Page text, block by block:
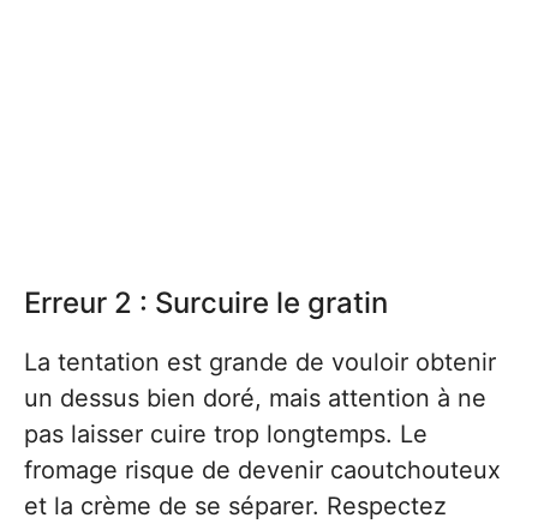
Erreur 2 : Surcuire le gratin
La tentation est grande de vouloir obtenir
un dessus bien doré, mais attention à ne
pas laisser cuire trop longtemps. Le
fromage risque de devenir caoutchouteux
et la crème de se séparer. Respectez